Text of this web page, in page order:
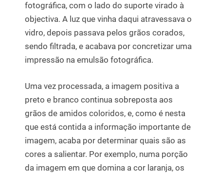
fotográfica, com o lado do suporte virado à
objectiva. A luz que vinha daqui atravessava o
vidro, depois passava pelos grãos corados,
sendo filtrada, e acabava por concretizar uma
impressão na emulsão fotográfica.
Uma vez processada, a imagem positiva a
preto e branco continua sobreposta aos
grãos de amidos coloridos, e, como é nesta
que está contida a informação importante de
imagem, acaba por determinar quais são as
cores a salientar. Por exemplo, numa porção
da imagem em que domina a cor laranja, os